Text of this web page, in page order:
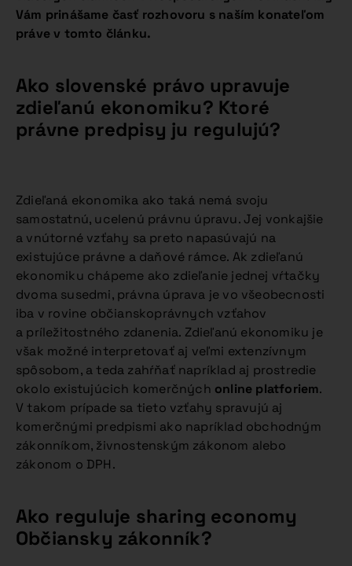
Vám prinášame časť rozhovoru s naším konateľom
práve v tomto článku.
Ako slovenské právo upravuje
zdieľanú ekonomiku? Ktoré
právne predpisy ju regulujú?
Zdieľaná ekonomika ako taká nemá svoju
samostatnú, ucelenú právnu úpravu. Jej vonkajšie
a vnútorné vzťahy sa preto napasúvajú na
existujúce právne a daňové rámce. Ak zdieľanú
ekonomiku chápeme ako zdieľanie jednej vŕtačky
dvoma susedmi, právna úprava je vo všeobecnosti
iba v rovine občianskoprávnych vzťahov
a príležitostného zdanenia. Zdieľanú ekonomiku je
však možné interpretovať aj veľmi extenzívnym
spôsobom, a teda zahŕňať napríklad aj prostredie
okolo existujúcich komerčných online platforiem.
V takom prípade sa tieto vzťahy spravujú aj
komerčnými predpismi ako napríklad obchodným
zákonníkom, živnostenským zákonom alebo
zákonom o DPH.
Ako reguluje sharing economy
Občiansky zákonník?